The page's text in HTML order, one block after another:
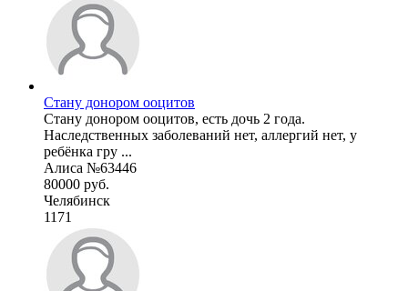
Стану донором ооцитов
Стану донором ооцитов, есть дочь 2 года.
Наследственных заболеваний нет, аллергий нет, у
ребёнка гру ...
Алиса №63446
80000 руб.
Челябинск
1171